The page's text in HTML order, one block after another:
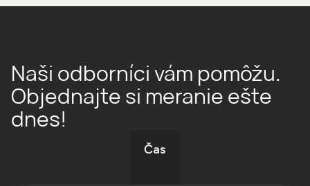
Čas
Naši odborníci vám pomôžu.
Objednajte si meranie ešte
dnes!